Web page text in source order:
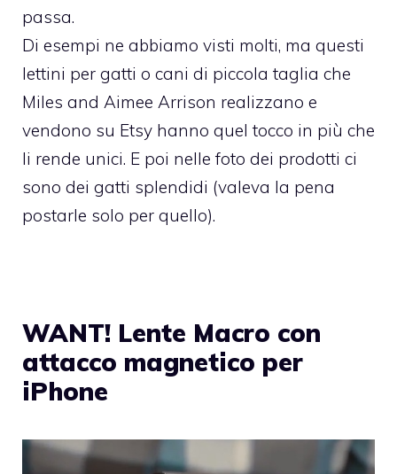
passa.
Di esempi ne abbiamo visti molti, ma questi
lettini per gatti o cani di piccola taglia che
Miles and Aimee Arrison realizzano e
vendono su Etsy hanno quel tocco in più che
li rende unici. E poi nelle foto dei prodotti ci
sono dei gatti splendidi (valeva la pena
postarle solo per quello).
WANT! Lente Macro con
attacco magnetico per
iPhone